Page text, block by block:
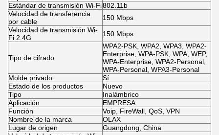
Estándar de transmisión Wi-Fi802.11b
Velocidad de transferencia
por cable
150 Mbps
Velocidad de transmisión Wi-
Fi 2.4G
150 Mbps
Tipo de cifrado
WPA2-PSK, WPA2, WPA3, WPA2-
Enterprise, WPA-PSK, WPA, WEP,
WPA-Enterprise, WPA2-Personal,
WPA-Personal, WPA3-Personal
Molde privado
Sí
Estado de los productos
Nuevo
Tipo
Inalámbrico
Aplicación
EMPRESA
Función
Voip, FireWall, QoS, VPN
Nombre de la marca
OLAX
Lugar de origen
Guangdong, China